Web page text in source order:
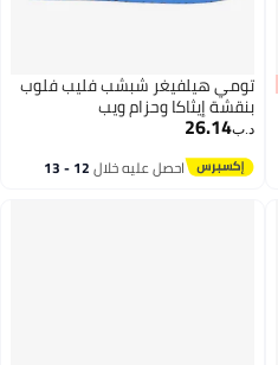
تومي هيلفيغر شبشب فليب فلوب
بنقشة إيثاكا وحزام ويب
د.ب‏26.14
احصل عليه خلال 12 - 13